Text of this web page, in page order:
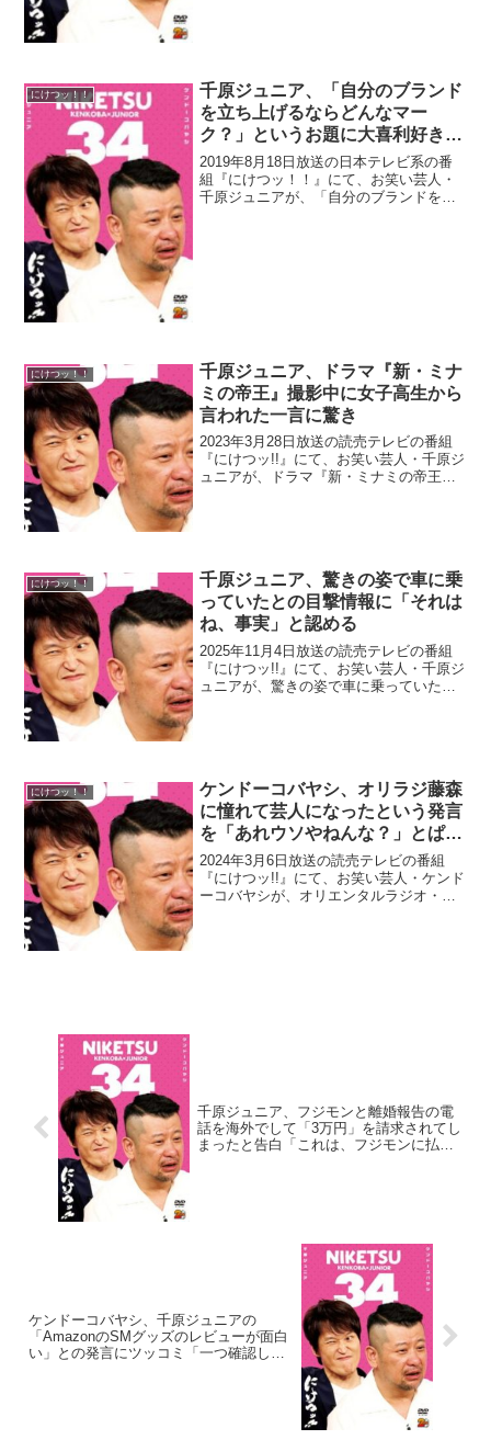
にけつッ！！
千原ジュニア、「自分のブランド
を立ち上げるならどんなマー
ク？」というお題に大喜利好きと
して「フリップとマジックかな」
2019年8月18日放送の日本テレビ系の番
組『にけつッ！！』にて、お笑い芸人・
千原ジュニアが、「自分のブランドを立
にけつッ！！
千原ジュニア、ドラマ『新・ミナ
ミの帝王』撮影中に女子高生から
言われた一言に驚き
2023年3月28日放送の読売テレビの番組
『にけつッ!!』にて、お笑い芸人・千原ジ
ュニアが、ドラマ『新・ミナミの帝王』
にけつッ！！
千原ジュニア、驚きの姿で車に乗
っていたとの目撃情報に「それは
ね、事実」と認める
2025年11月4日放送の読売テレビの番組
『にけつッ!!』にて、お笑い芸人・千原ジ
ュニアが、驚きの姿で車に乗っていたと
にけつッ！！
ケンドーコバヤシ、オリラジ藤森
に憧れて芸人になったという発言
を「あれウソやねんな？」とぱー
てぃーちゃん・すがちゃん最高
No.1本人に問いただす
2024年3月6日放送の読売テレビの番組
『にけつッ!!』にて、お笑い芸人・ケンド
ーコバヤシが、オリエンタルラジオ・藤
千原ジュニア、フジモンと離婚報告の電
話を海外でして「3万円」を請求されてし
まったと告白「これは、フジモンに払っ
ケンドーコバヤシ、千原ジュニアの
「AmazonのSMグッズのレビューが面白
い」との発言にツッコミ「一つ確認して